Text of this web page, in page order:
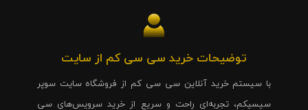
توضیحات خرید سی سی کم از سایت
با سیستم خرید آنلاین سی سی کم از فروشگاه سایت سوپر
سیسیکم، تجربه‌ای راحت و سریع از خرید سرویس‌های سی